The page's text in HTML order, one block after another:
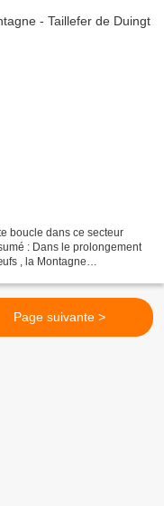
boucle dans ce secteur
: Dans le prolongement
, la Montagne
Page suivante >